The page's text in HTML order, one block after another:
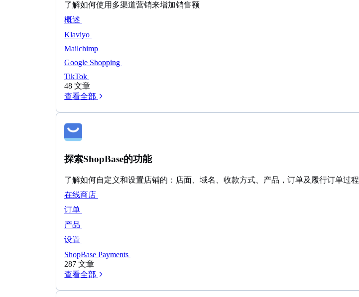
了解如何使用多渠道营销来增加销售额
概述
Klaviyo
Mailchimp
Google Shopping
TikTok
48 文章
查看全部
探索ShopBase的功能
了解如何自定义和设置店铺的：店面、域名、收款方式、产品，订单及履行订单过程
在线商店
订单
产品
设置
ShopBase Payments
287 文章
查看全部